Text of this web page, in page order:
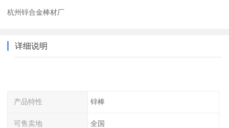
杭州锌合金棒材厂
详细说明
产品特性 锌棒
可售卖地 全国